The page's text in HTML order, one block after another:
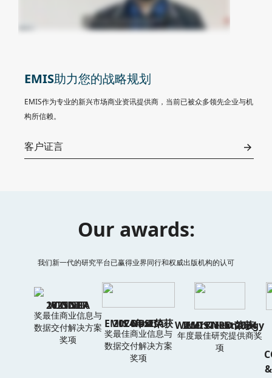
EMIS助力您的战略规划
EMIS作为专业的新兴市场商业资讯提供商，当前已被众多领先企业与机
构所信赖。
客户证言
Our awards:
我们新一代的研究平台已赢得业界同行和权威出版机构的认可
2025 SIIA CODiE WINNER
奖最佳商业信息与
数据交付解决方案
奖项
EMIS Next荣获2024年SIIA CODiE
奖最佳商业信息与
数据交付解决方案
奖项
EMIS Next荣获WatersTechnology IMD & IRD 2024
年度最佳研究提供商奖
项